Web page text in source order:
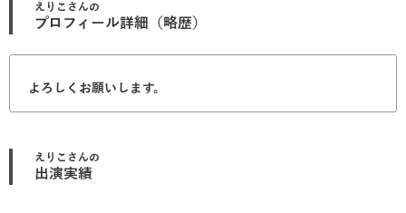
えりこ さんの
プロフィール詳細（略歴）
よろしくお願いします。
えりこ さんの
出演実績